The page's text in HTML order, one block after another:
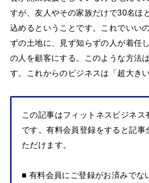
すが、友人やその家族だけで30名ほ
込めるということです。これでいい
ずの土地に、見ず知らずの人が着任
の人を顧客にする。このような方法
す。これからのビジネスは「超大き
この記事はフィットネスビジネス
です。有料会員登録をすると記事
ただけます。
■ 有料会員にご登録がお済みでな